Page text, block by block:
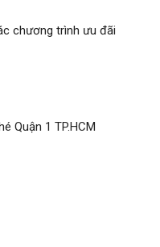
chương trình ưu đãi
Quận 1 TP.HCM